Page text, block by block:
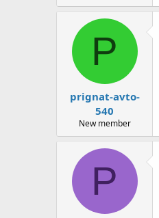
P
prignat-avto-
540
New member
P